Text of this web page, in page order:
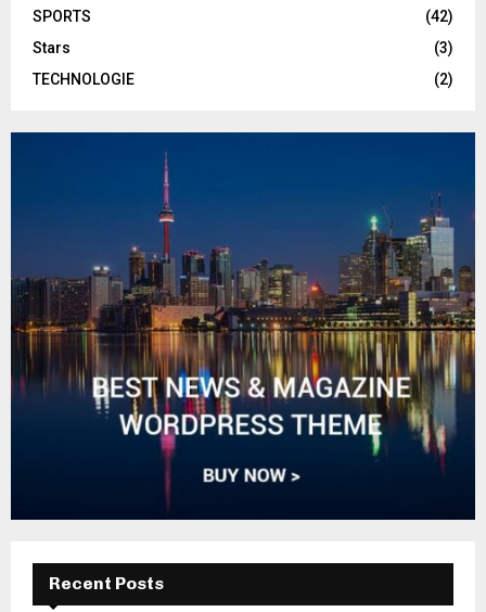
SPORTS
(42)
Stars
(3)
TECHNOLOGIE
(2)
Recent Posts